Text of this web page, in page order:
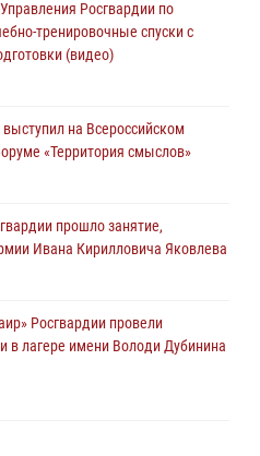
прошло занятие,
Ивана Кирилловича Яковлева
«Лесная сказка» Республики
с Росгвардией»
работы
Марий Эл приняли участие в
Росгвардии по
тренировочные спуски с
(видео)
на Всероссийском
«Территория смыслов»
прошло занятие,
Ивана Кирилловича Яковлева
Росгвардии провели
в лагере имени Володи Дубинина